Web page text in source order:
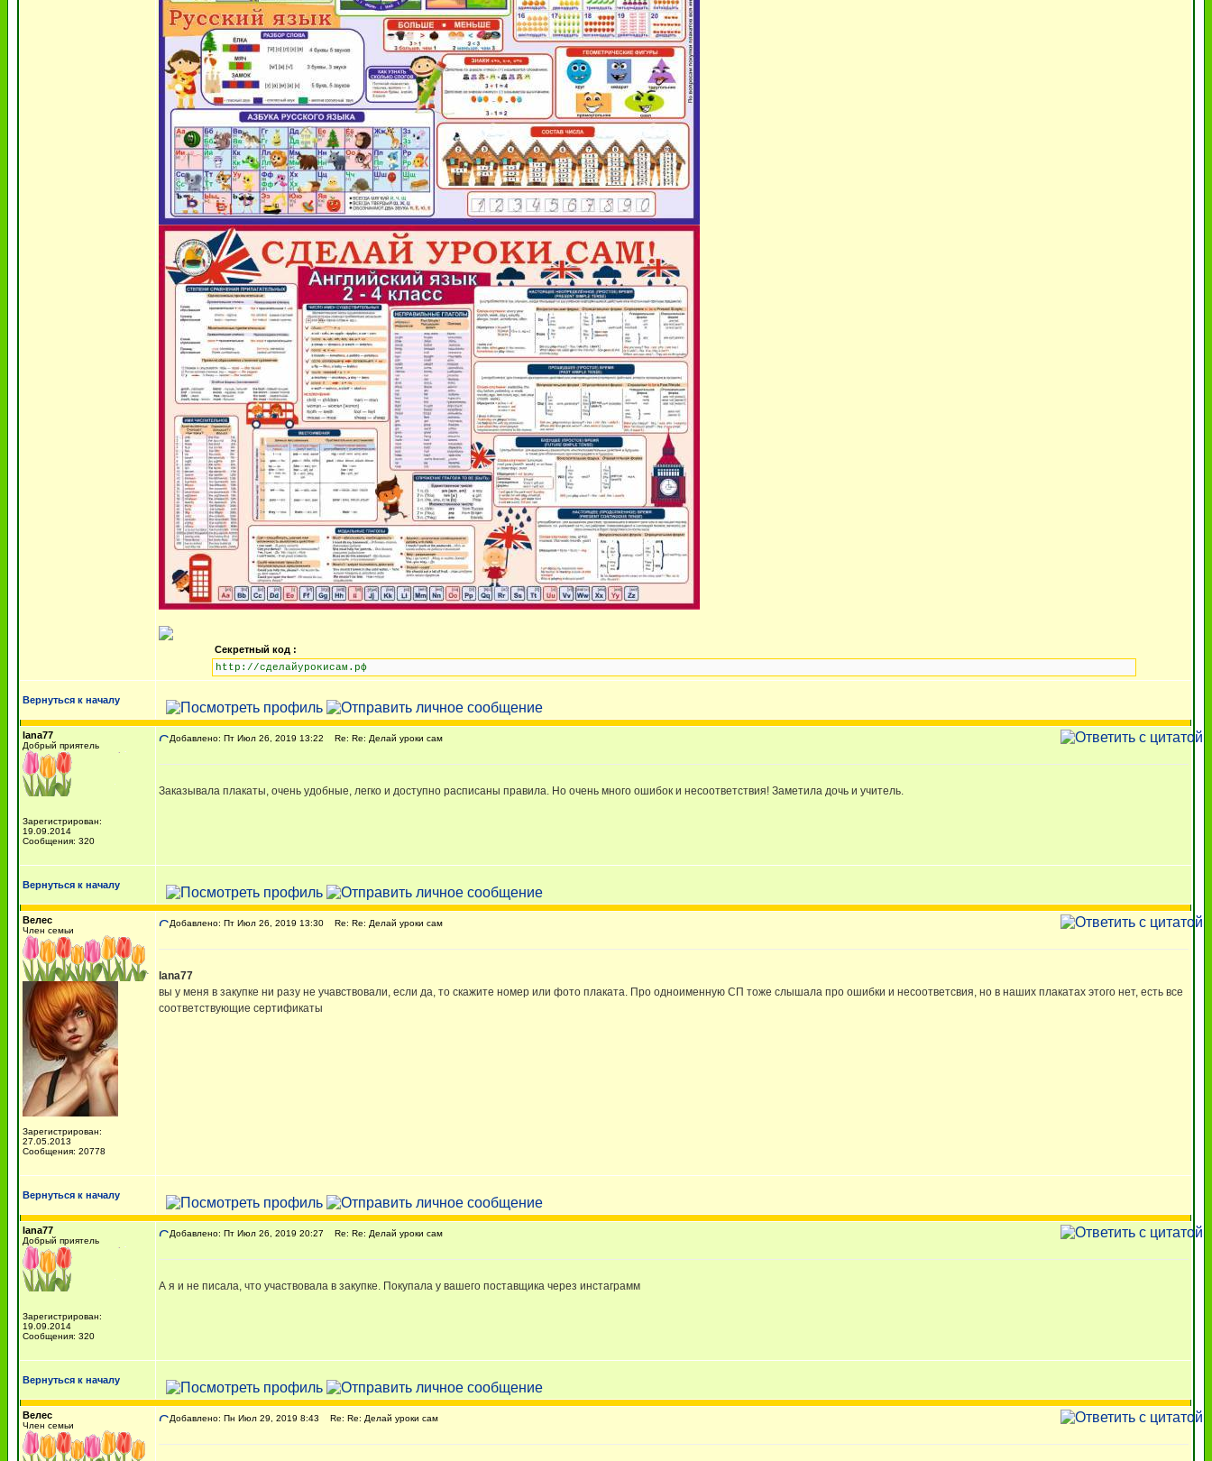
Секретный код :
http://сделайурокисам.рф
Вернуться к началу
lana77
Добрый приятель
Зарегистрирован:
19.09.2014
Сообщения: 320
Добавлено: Пт Июл 26, 2019 13:22 Re: Re: Делай уроки сам
Заказывала плакаты, очень удобные, легко и доступно расписаны правила. Но очень много ошибок и несоответствия! Заметила дочь и учитель.
Вернуться к началу
Велес
Член семьи
Зарегистрирован:
27.05.2013
Сообщения: 20778
Добавлено: Пт Июл 26, 2019 13:30 Re: Re: Делай уроки сам
lana77
вы у меня в закупке ни разу не учавствовали, если да, то скажите номер или фото плаката. Про одноименную СП тоже слышала про ошибки и несоответсвия, но в наших плакатах этого нет, есть все
соответствующие сертификаты
Вернуться к началу
lana77
Добрый приятель
Зарегистрирован:
19.09.2014
Сообщения: 320
Добавлено: Пт Июл 26, 2019 20:27 Re: Re: Делай уроки сам
А я и не писала, что участвовала в закупке. Покупала у вашего поставщика через инстаграмм
Вернуться к началу
Велес
Член семьи
Добавлено: Пн Июл 29, 2019 8:43 Re: Re: Делай уроки сам